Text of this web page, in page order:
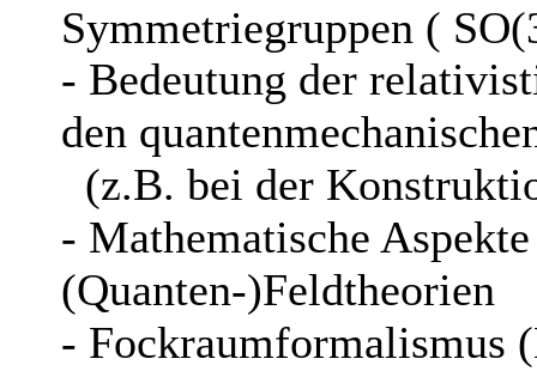
Symmetriegruppen (
- Bedeutung der
den
(z.B. bei der
- Mathematische
(Quanten-)Feldtheorien
- Fockraumformalismus